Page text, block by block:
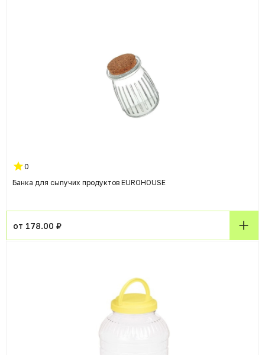
0
Банка для сыпучих продуктов EUROHOUSE
от 178.00 ₽